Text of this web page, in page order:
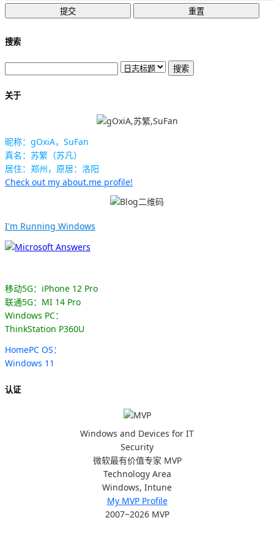
搜索
关于
昵称：gOxiA，SuFan
真名：苏繁（苏凡）
居住：郑州，原居：洛阳
Check out my about.me profile!
I'm Running Windows
移动5G：iPhone 12 Pro
联通5G：MI 14 Pro
Windows PC：
ThinkStation P360U
HomePC OS：
Windows 11
认证
Windows and Devices for IT
Security
微软最有价值专家 MVP
Technology Area
Windows, Intune
My MVP Profile
2007~2026 MVP